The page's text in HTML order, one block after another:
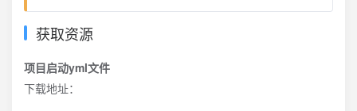
获取资源
项目启动yml文件
下载地址：